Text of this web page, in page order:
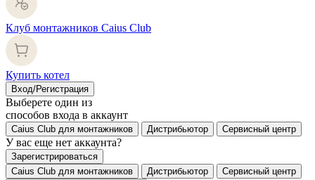
Клуб монтажников Caius Club
Купить котел
Вход/Регистрация
Выберете один из
способов входа в аккаунт
Caius Club для монтажников Дистрибьютор Сервисный центр
У вас еще нет аккаунта?
Зарегистрироваться
Caius Club для монтажников
Дистрибьютор
Сервисный центр